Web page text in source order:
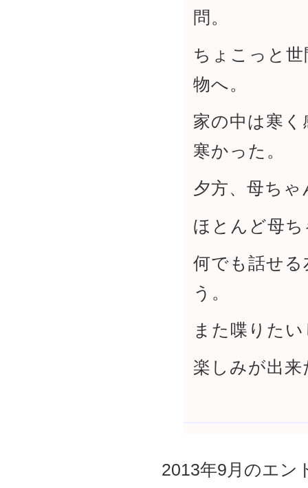
問。
ちょこっと
物へ。
家の中は寒
寒かった。
夕方、母ち
ほとんど母
何でも話せ
う。
また喋りた
楽しみが出来
2013年9月のエン